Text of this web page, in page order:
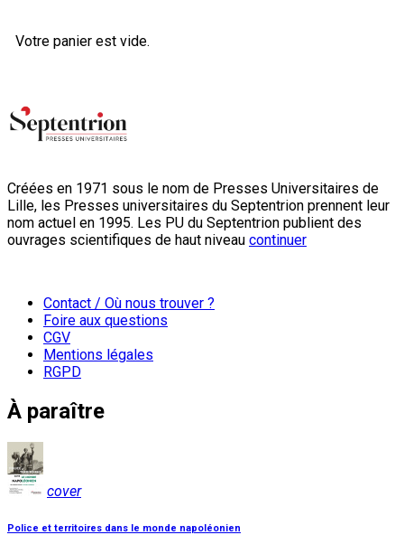
Votre panier est vide.
Créées en 1971 sous le nom de Presses Universitaires de
Lille, les Presses universitaires du Septentrion prennent leur
nom actuel en 1995. Les PU du Septentrion publient des
ouvrages scientifiques de haut niveau continuer
Contact / Où nous trouver ?
Foire aux questions
CGV
Mentions légales
RGPD
À paraître
cover
Police et territoires dans le monde napoléonien